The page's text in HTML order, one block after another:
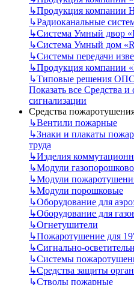
↳Продукция компании
↳Радиоканальные
↳Система Умный двор
↳Система Умный дом
↳Системы передачи
↳Продукция компании
↳Типовые решения ОПС
Показать все Средства
сигнализации
Средства
↳Вентили пожарные
↳Знаки и плакаты
труда
↳Изделия
↳Модули
↳Модули
↳Модули порошковые
↳Оборудование для
↳Оборудование для
↳Огнетушители
↳Пожаротушение для
↳Сигнально-
↳Системы
↳Средства защиты
↳Стволы пожарные